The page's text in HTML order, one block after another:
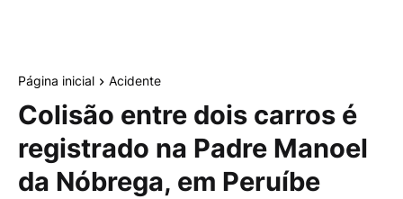
Página inicial Acidente
Colisão entre dois carros é
registrado na Padre Manoel
da Nóbrega, em Peruíbe